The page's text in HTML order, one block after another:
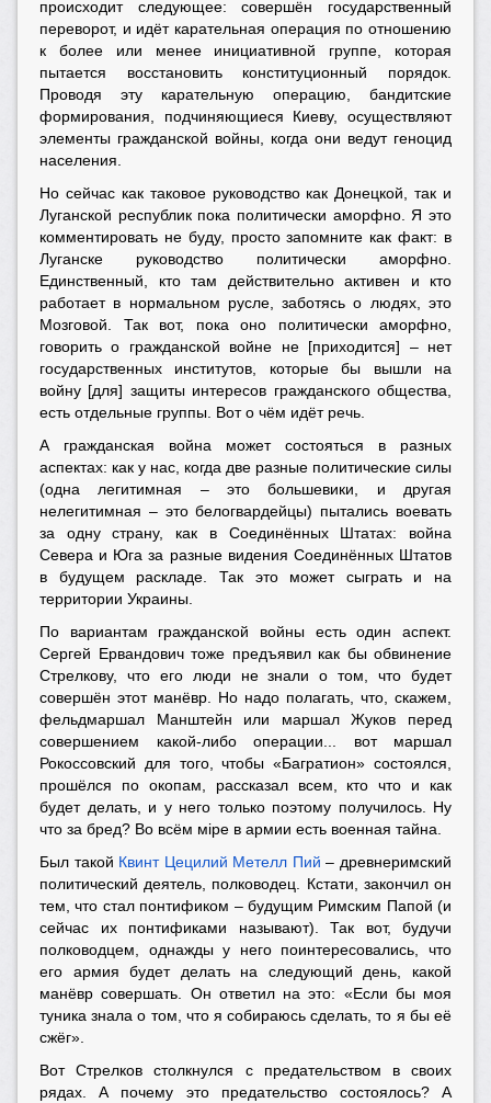
происходит следующее: совершён государственный
переворот, и идёт карательная операция по отношению
к более или менее инициативной группе, которая
пытается восстановить конституционный порядок.
Проводя эту карательную операцию, бандитские
формирования, подчиняющиеся Киеву, осуществляют
элементы гражданской войны, когда они ведут геноцид
населения.
Но сейчас как таковое руководство как Донецкой, так и
Луганской республик пока политически аморфно. Я это
комментировать не буду, просто запомните как факт: в
Луганске руководство политически аморфно.
Единственный, кто там действительно активен и кто
работает в нормальном русле, заботясь о людях, это
Мозговой. Так вот, пока оно политически аморфно,
говорить о гражданской войне не [приходится] – нет
государственных институтов, которые бы вышли на
войну [для] защиты интересов гражданского общества,
есть отдельные группы. Вот о чём идёт речь.
А гражданская война может состояться в разных
аспектах: как у нас, когда две разные политические силы
(одна легитимная – это большевики, и другая
нелегитимная – это белогвардейцы) пытались воевать
за одну страну, как в Соединённых Штатах: война
Севера и Юга за разные видения Соединённых Штатов
в будущем раскладе. Так это может сыграть и на
территории Украины.
По вариантам гражданской войны есть один аспект.
Сергей Ервандович тоже предъявил как бы обвинение
Стрелкову, что его люди не знали о том, что будет
совершён этот манёвр. Но надо полагать, что, скажем,
фельдмаршал Манштейн или маршал Жуков перед
совершением какой-либо операции... вот маршал
Рокоссовский для того, чтобы «Багратион» состоялся,
прошёлся по окопам, рассказал всем, кто что и как
будет делать, и у него только поэтому получилось. Ну
что за бред? Во всём мiре в армии есть военная тайна.
Был такой Квинт Цецилий Метелл Пий – древнеримский
политический деятель, полководец. Кстати, закончил он
тем, что стал понтификом – будущим Римским Папой (и
сейчас их понтификами называют). Так вот, будучи
полководцем, однажды у него поинтересовались, что
его армия будет делать на следующий день, какой
манёвр совершать. Он ответил на это: «Если бы моя
туника знала о том, что я собираюсь сделать, то я бы её
сжёг».
Вот Стрелков столкнулся с предательством в своих
рядах. А почему это предательство состоялось? А